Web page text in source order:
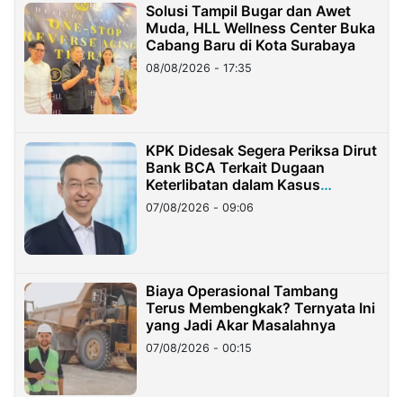
Solusi Tampil Bugar dan Awet
Muda, HLL Wellness Center Buka
Cabang Baru di Kota Surabaya
08/08/2026 - 17:35
KPK Didesak Segera Periksa Dirut
Bank BCA Terkait Dugaan
Keterlibatan dalam Kasus
Hilangnya Dana Nasabah Rp2,58
Miliar
07/08/2026 - 09:06
Biaya Operasional Tambang
Terus Membengkak? Ternyata Ini
yang Jadi Akar Masalahnya
07/08/2026 - 00:15